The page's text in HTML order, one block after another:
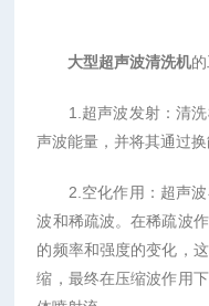
大型超声波清洗机的
1.超声波发射：清洗
声波能量，并将其通过换
2.空化作用：超声波
波和稀疏波。在稀疏波
的频率和强度的变化，
缩，最终在压缩波作用